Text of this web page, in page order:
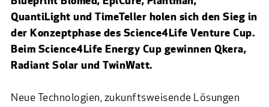
QuantiLight und TimeTeller holen sich den Sieg in
der Konzeptphase des Science4Life Venture Cup.
Beim Science4Life Energy Cup gewinnen Qkera,
Radiant Solar und TwinWatt.
Neue Technologien, zukunftsweisende Lösungen